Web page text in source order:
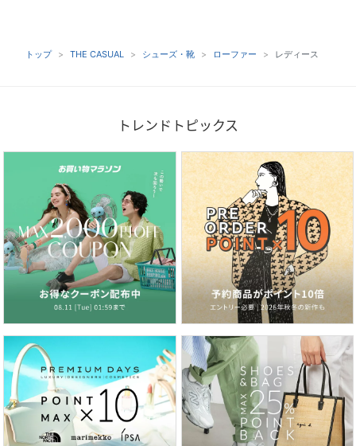
トップ THE CASUAL シューズ・靴 ローファー レディース
トレンドトピックス